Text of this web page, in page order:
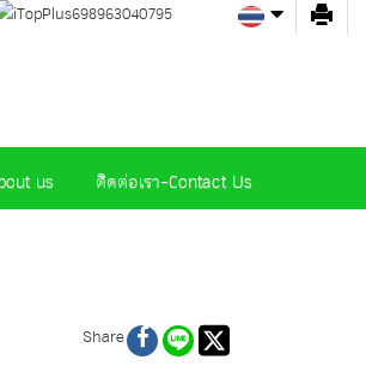
us ติดต่อเรา-Contact Us
Share